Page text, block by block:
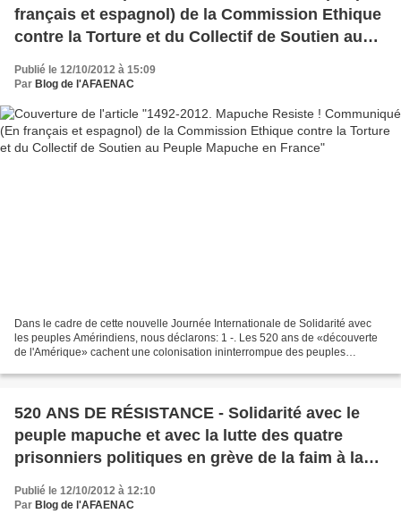
français et espagnol) de la Commission Ethique
contre la Torture et du Collectif de Soutien au
Peuple Mapuche en France
Publié le 12/10/2012 à 15:09
Par Blog de l'AFAENAC
Dans le cadre de cette nouvelle Journée Internationale de Solidarité avec
les peuples Amérindiens, nous déclarons: 1 -. Les 520 ans de «découverte
de l'Amérique» cachent une colonisation ininterrompue des peuples
520 ANS DE RÉSISTANCE - Solidarité avec le
peuple mapuche et avec la lutte des quatre
prisonniers politiques en grève de la faim à la
2012
Publié le 12/10/2012 à 12:10
Par Blog de l'AFAENAC